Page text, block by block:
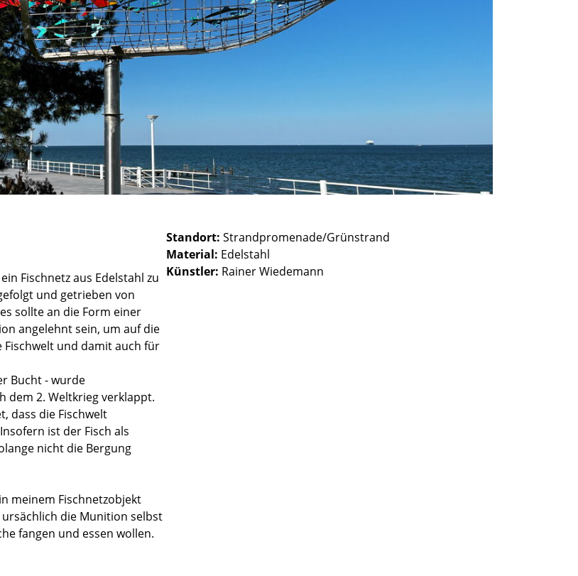
Fischnetz aus Edelstahl zu
und getrieben von
sollte an die Form einer
angelehnt sein, um auf die
Fischwelt und damit auch für
Bucht - wurde
dem 2. Weltkrieg verklappt.
dass die Fischwelt
ist der Fisch als
nicht die Bergung
meinem Fischnetzobjekt
die Munition selbst
fangen und essen wollen.
Standort: Strandpromenade/Grünstrand
Material: Edelstahl
Künstler: Rainer Wiedemann